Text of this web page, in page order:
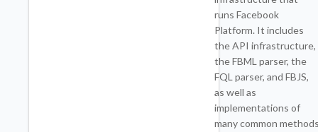
runs Facebook
Platform. It includes
the API infrastructure,
the FBML parser, the
FQL parser, and FBJS,
as well as
implementations of
many common